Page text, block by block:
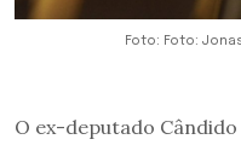
Foto: Foto:
O ex-deputado